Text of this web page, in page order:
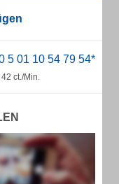
ct./Min.